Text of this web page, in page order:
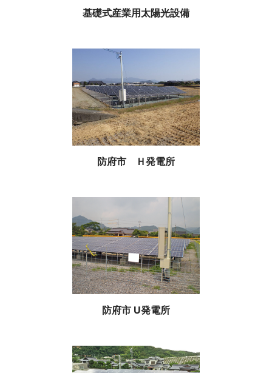
基礎式産業用太陽光設備
防府市 Ｈ発電所
防府市 U発電所